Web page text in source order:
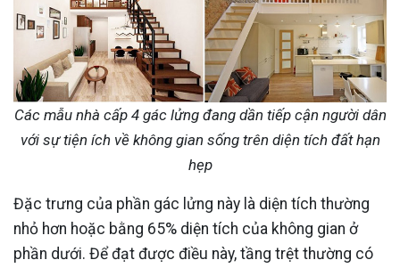
Các mẫu nhà cấp 4 gác lửng đang dần tiếp cận người dân
với sự tiện ích về không gian sống trên diện tích đất hạn
hẹp
Đặc trưng của phần gác lửng này là diện tích thường
nhỏ hơn hoặc bằng 65% diện tích của không gian ở
phần dưới. Để đạt được điều này, tầng trệt thường có